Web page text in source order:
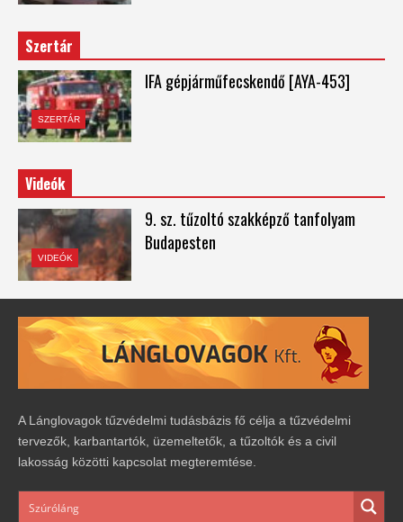
Szertár
SZERTÁR
IFA gépjárműfecskendő [AYA-453]
Videók
VIDEÓK
9. sz. tűzoltó szakképző tanfolyam
Budapesten
A Lánglovagok tűzvédelmi tudásbázis fő célja a tűzvédelmi
tervezők, karbantartók, üzemeltetők, a tűzoltók és a civil
lakosság közötti kapcsolat megteremtése.